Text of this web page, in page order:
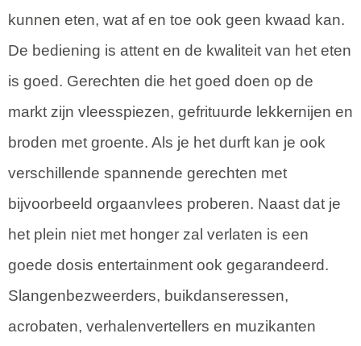
kunnen eten, wat af en toe ook geen kwaad kan.
De bediening is attent en de kwaliteit van het eten
is goed. Gerechten die het goed doen op de
markt zijn vleesspiezen, gefrituurde lekkernijen en
broden met groente. Als je het durft kan je ook
verschillende spannende gerechten met
bijvoorbeeld orgaanvlees proberen. Naast dat je
het plein niet met honger zal verlaten is een
goede dosis entertainment ook gegarandeerd.
Slangenbezweerders, buikdanseressen,
acrobaten, verhalenvertellers en muzikanten